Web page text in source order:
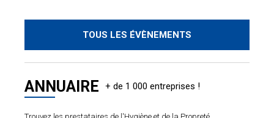
TOUS LES ÉVÈNEMENTS
ANNUAIRE